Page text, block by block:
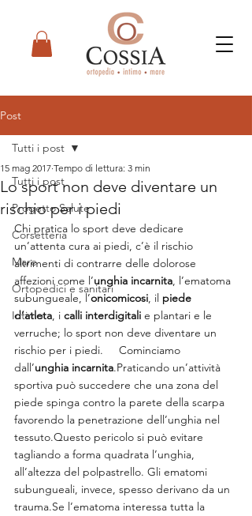
Post
Tutti i post
Progetto Salute
Corsetteria
Mare
Ortopedici e sanitari
Intimo
Tutti i post
Lo sport non deve diventare un
rischio per i piedi
15 mag 2017 Tempo di lettura: 3 min
Chi pratica lo sport deve dedicare
un’attenta cura ai piedi, c’è il rischio
altrimenti di contrarre delle dolorose
affezioni come l’unghia incarnita, l’ematoma
subungueale, l’onicomicosi, il piede
d’atleta, i calli interdigitali e plantari e le
verruche; lo sport non deve diventare un
rischio per i piedi.     Cominciamo
dall’unghia incarnita.Praticando un’attività
sportiva può succedere che una zona del
piede spinga contro la parete della scarpa
favorendo la penetrazione dell’unghia nel
tessuto.Questo pericolo si può evitare
tagliando a forma quadrata l’unghia,
all’altezza del polpastrello. Gli ematomi
subungueali, invece, spesso derivano da un
trauma.Se l’ematoma interessa tutta la